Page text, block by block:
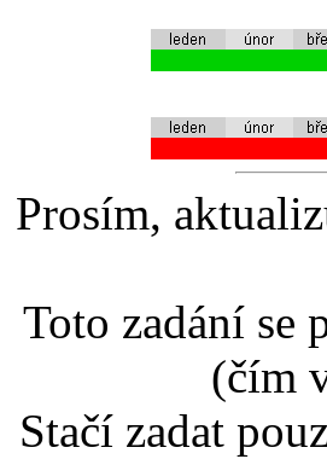
Prosím,
Toto zadání se
(čím
Stačí zadat